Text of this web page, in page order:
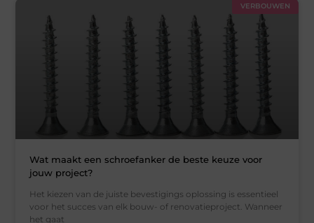
VERBOUWEN
Wat maakt een schroefanker de beste keuze voor
jouw project?
Het kiezen van de juiste bevestigings oplossing is essentieel
voor het succes van elk bouw- of renovatieproject. Wanneer
het gaat